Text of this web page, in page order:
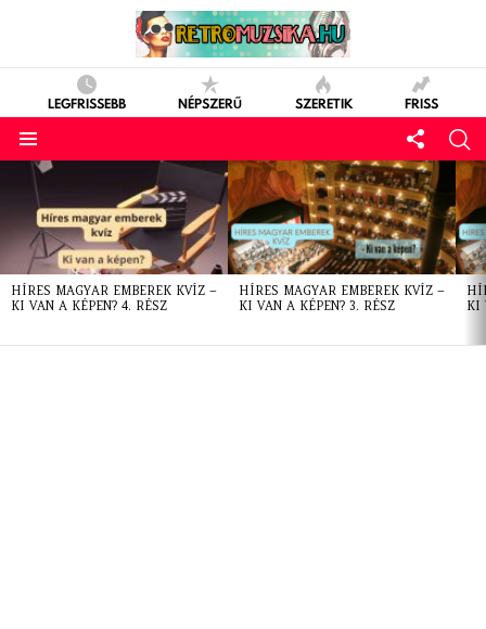
LEGFRISSEBB NÉPSZERŰ SZERETIK FRISS
LATEST
STORIES
HÍRES MAGYAR EMBEREK KVÍZ –
KI VAN A KÉPEN? 4. RÉSZ
HÍRES MAGYAR EMBEREK KVÍZ –
KI VAN A KÉPEN? 3. RÉSZ
KI